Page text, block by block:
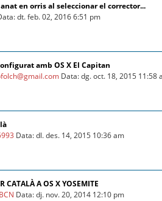
en orris al seleccionar el corrector...
dt. feb. 02, 2016 6:51 pm
amb OS X El Capitan
Data: dg. oct. 18, 2015 11:58
Data: dl. des. 14, 2015 10:36 am
CATALÀ A OS X YOSEMITE
Data: dj. nov. 20, 2014 12:10 pm